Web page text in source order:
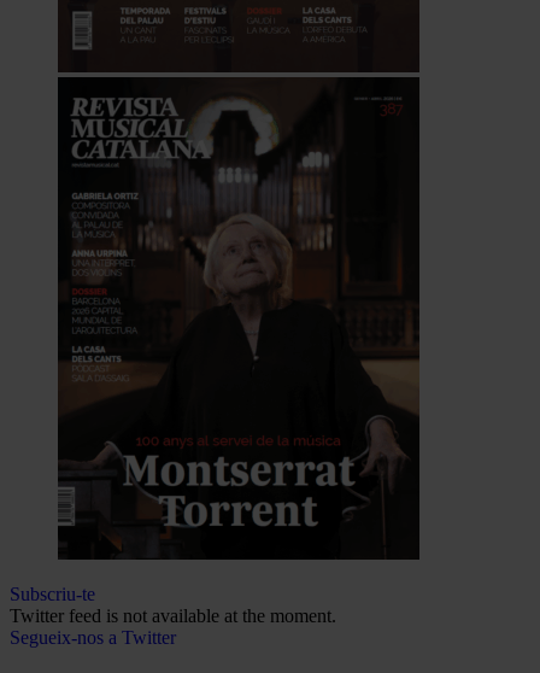
Subscriu-te
Twitter feed is not available at the moment.
Segueix-nos a Twitter